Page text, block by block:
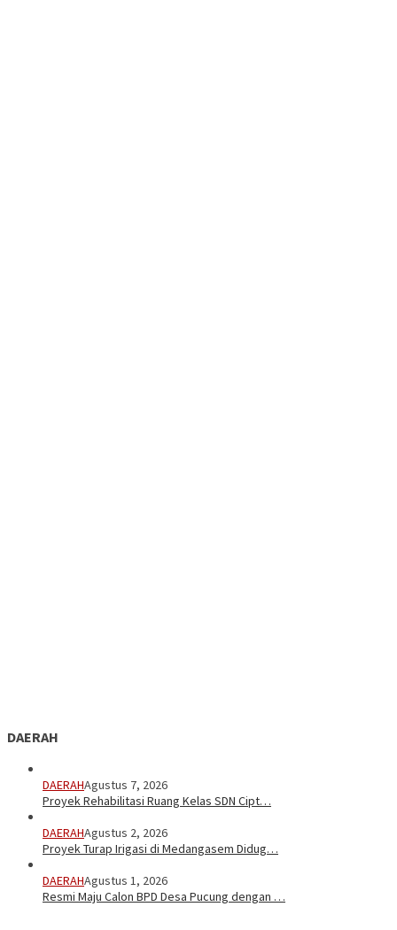
DAERAH
DAERAHAgustus 7, 2026
Proyek Rehabilitasi Ruang Kelas SDN Cipt…
DAERAHAgustus 2, 2026
Proyek Turap Irigasi di Medangasem Didug…
DAERAHAgustus 1, 2026
Resmi Maju Calon BPD Desa Pucung dengan …